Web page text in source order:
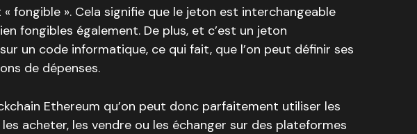
fongible ». Cela signifie que le jeton est interchangeable
fongibles également. De plus, et c’est un jeton
un code informatique, ce qui fait, que l’on peut définir ses
de dépenses.
Ethereum qu’on peut donc parfaitement utiliser les
acheter, les vendre ou les échanger sur des plateformes